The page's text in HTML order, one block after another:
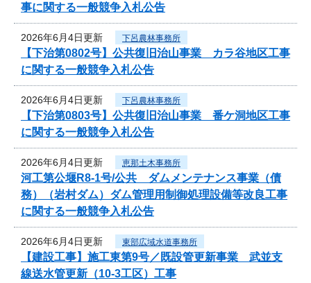
事に関する一般競争入札公告
2026年6月4日更新 下呂農林事務所
【下治第0802号】公共復旧治山事業 カラ谷地区工事
に関する一般競争入札公告
2026年6月4日更新 下呂農林事務所
【下治第0803号】公共復旧治山事業 番ケ洞地区工事
に関する一般競争入札公告
2026年6月4日更新 恵那土木事務所
河工第公堰R8-1号/公共 ダムメンテナンス事業（債
務）（岩村ダム）ダム管理用制御処理設備等改良工事
に関する一般競争入札公告
2026年6月4日更新 東部広域水道事務所
【建設工事】施工東第9号／既設管更新事業 武並支
線送水管更新（10-3工区）工事